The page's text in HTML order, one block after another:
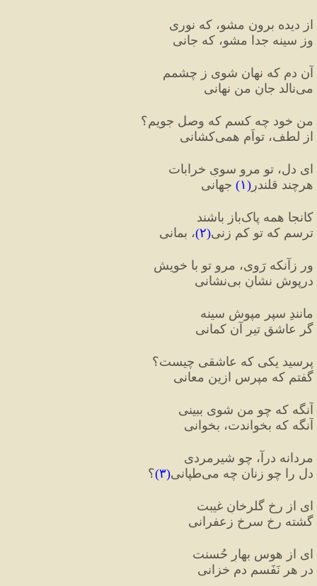
از دیده برون مشو، که نوری
وز سینه جدا مشو، که جانی
آن دم که نهان شوی ز چشمم
می‌نالد جانِ من نهانی
من خود چه کسم که وصل جویم؟
از لطف، تواَم همی‌کشانی
ای دل، تو مرو سویِ خرابات
هرچند قلندرِ (۱) جهانی
کانجا همه پاک‌باز باشند
ترسم که تو کم زنی(۲)، بمانی
ور زآنکه رَوی، مرو تو با خویش
درپوش نشانِ بی‌نشانی
مانندِ سپر مپوش سینه
گر عاشقِ تیرِ آن کمانی
پرسید یکی که عاشقی چیست؟
گفتم که مپرس ازین معانی
آنگه که چو من شوی ببینی
آنگه که بخواندت، بخوانی
مردانه درآ، چو شیرمردی
دل را چو زنان چه می‌طپانی
(۳)؟
ای از رخِ گلرخانِ غیبت
گشته رخِ سرخ زعفرانی
ای از هوسِ بهارِ حُسنت
در هر نَفَسم دمِ خزانی